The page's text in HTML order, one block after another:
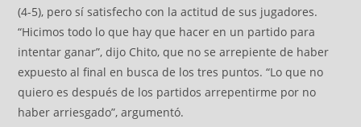
(4-5), pero sí satisfecho con la actitud de sus jugadores.
“Hicimos todo lo que hay que hacer en un partido para
intentar ganar”, dijo Chito, que no se arrepiente de haber
expuesto al final en busca de los tres puntos. “Lo que no
quiero es después de los partidos arrepentirme por no
haber arriesgado”, argumentó.